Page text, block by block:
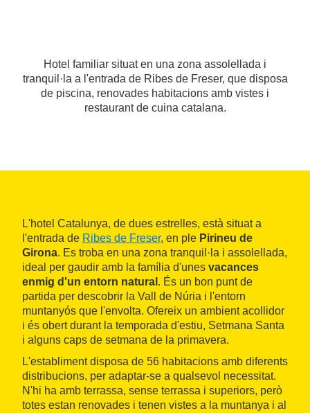
Hotel familiar situat en una zona assolellada i
tranquil·la a l'entrada de Ribes de Freser, que disposa
de piscina, renovades habitacions amb vistes i
restaurant de cuina catalana.
L'hotel Catalunya, de dues estrelles, està situat a
l'entrada de Ribes de Freser, en ple Pirineu de
Girona. Es troba en una zona tranquil·la i assolellada,
ideal per gaudir amb la família d'unes vacances
enmig d'un entorn natural . És un bon punt de
partida per descobrir la Vall de Núria i l'entorn
muntanyós que l'envolta. Ofereix un ambient acollidor
i és obert durant la temporada d'estiu, Setmana Santa
i alguns caps de setmana de la primavera.
L'establiment disposa de 56 habitacions amb diferents
distribucions, per adaptar-se a qualsevol necessitat.
N'hi ha amb terrassa, sense terrassa i superiors, però
totes estan renovades i tenen vistes a la muntanya i al